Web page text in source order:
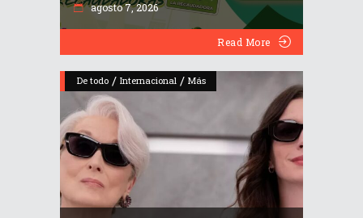
agosto 7, 2026
Read More
De todo / Internacional / Más